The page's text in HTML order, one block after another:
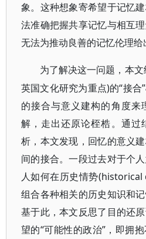
象。这种想象寄希望于记忆
法准确把握共享记忆与相互
无法为推动良善的记忆伦理给
为了解决这一问题，本
英国文化研究为重点)的“接
的接合与意义建构的角度来
解，走出还原论桎梏。通过
析，本文发现，回忆的意义
间的接合。一段过去对于个
人如何在历史情势
组合各种相关的历史知识和记
基于此，本文反思了目的还
望的“可能性的政治”，即拥